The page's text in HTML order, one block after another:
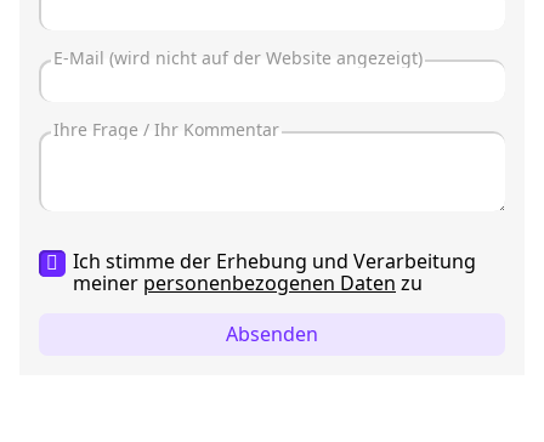
Ich stimme der Erhebung und Verarbeitung
meiner personenbezogenen Daten zu
Absenden